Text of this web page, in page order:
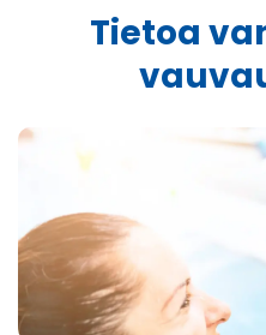
Tietoa